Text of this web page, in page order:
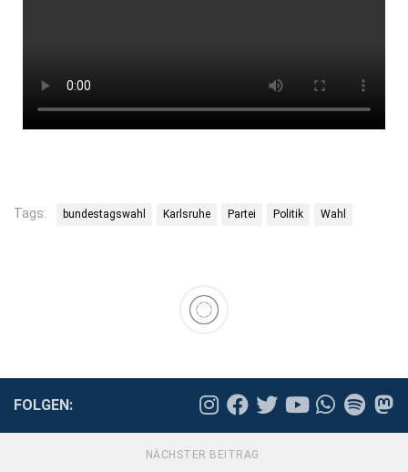
Tags: bundestagswahl Karlsruhe Partei Politik Wahl
FOLGEN:
NÄCHSTER BEITRAG